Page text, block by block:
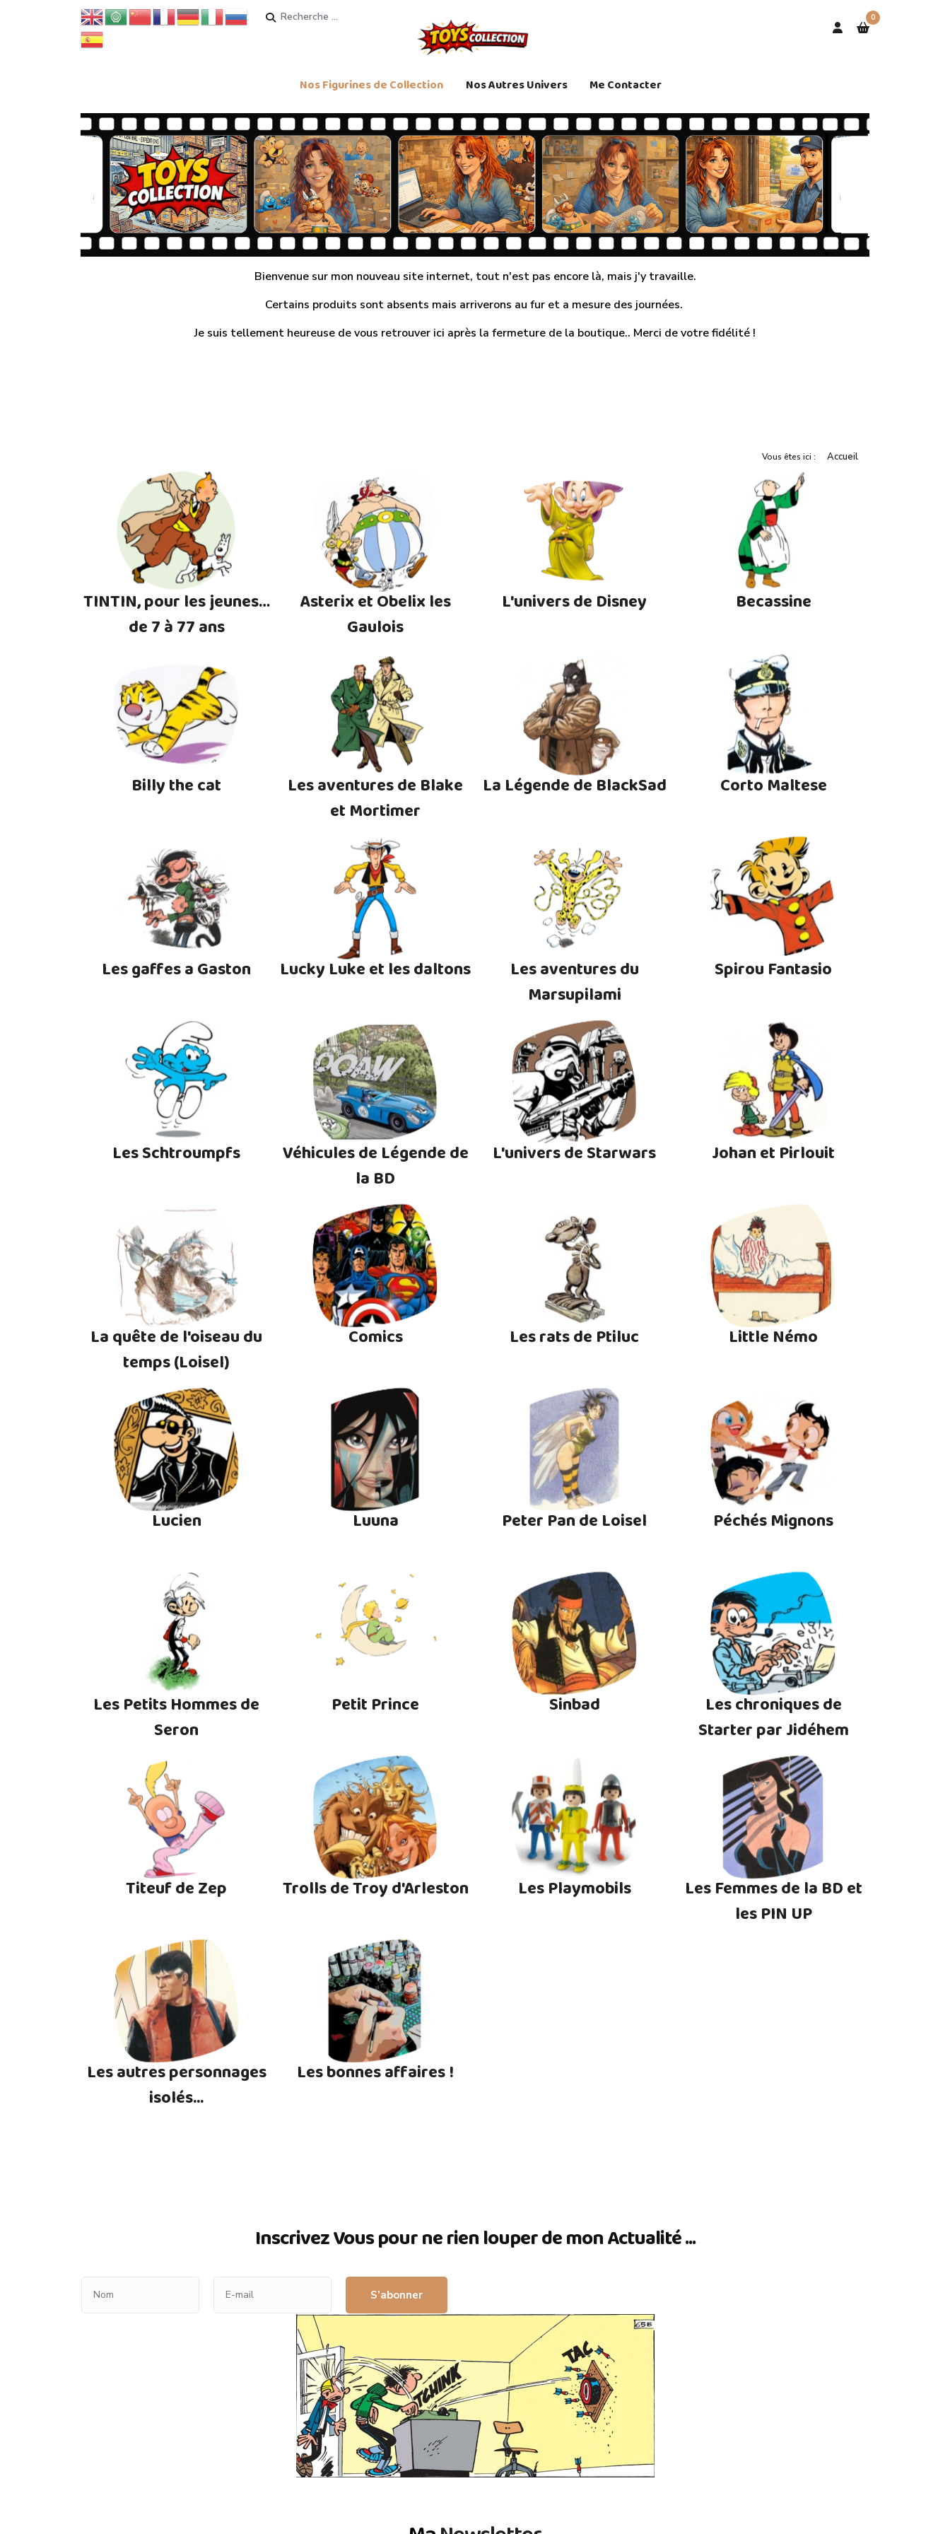
Rechercher 0
Nos Figurines de Collection Nos Autres Univers Me Contacter
Bienvenue sur mon nouveau site internet, tout n'est pas encore là, mais j'y travaille.
Certains produits sont absents mais arriverons au fur et a mesure des journées.
Je suis tellement heureuse de vous retrouver ici après la fermeture de la boutique.. Merci de votre fidélité !
Vous êtes ici : Accueil
TINTIN, pour les jeunes…
de 7 à 77 ans
Asterix et Obelix les
Gaulois
L'univers de Disney Becassine
Billy the cat
Les aventures de Blake
et Mortimer
La Légende de BlackSad Corto Maltese
Les gaffes a Gaston Lucky Luke et les daltons
Les aventures du
Marsupilami
Spirou Fantasio
Les Schtroumpfs
Véhicules de Légende de
la BD
L'univers de Starwars Johan et Pirlouit
La quête de l'oiseau du
temps (Loisel)
Comics Les rats de Ptiluc Little Némo
Lucien Luuna Peter Pan de Loisel Péchés Mignons
Les Petits Hommes de
Seron
Petit Prince Sinbad
Les chroniques de
Starter par Jidéhem
Titeuf de Zep Trolls de Troy d'Arleston Les Playmobils
Les Femmes de la BD et
les PIN UP
Les autres personnages
isolés...
Les bonnes affaires !
Inscrivez Vous pour ne rien louper de mon Actualité ...
S’abonner